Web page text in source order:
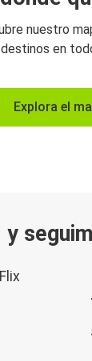
nuestro
en
Explora el